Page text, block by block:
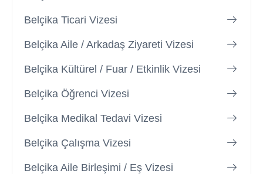
Belçika Ticari Vizesi
Belçika Aile / Arkadaş Ziyareti Vizesi
Belçika Kültürel / Fuar / Etkinlik Vizesi
Belçika Öğrenci Vizesi
Belçika Medikal Tedavi Vizesi
Belçika Çalışma Vizesi
Belçika Aile Birleşimi / Eş Vizesi